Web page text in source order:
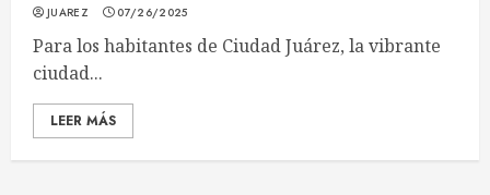
JUAREZ 07/26/2025
Para los habitantes de Ciudad Juárez, la vibrante
ciudad...
LEER MÁS